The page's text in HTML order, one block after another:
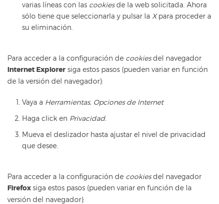
varias líneas con las cookiesde la web solicitada. Ahora
sólo tiene que seleccionarla y pulsar la Xpara proceder a
su eliminación.
Para acceder a la configuración de cookiesdel navegador
Internet Explorer siga estos pasos (pueden variar en función
de la versión del navegador):
Vaya a Herramientas, Opciones de Internet
Haga click en Privacidad.
Mueva el deslizador hasta ajustar el nivel de privacidad
que desee.
Para acceder a la configuración de cookiesdel navegador
Firefox siga estos pasos (pueden variar en función de la
versión del navegador):